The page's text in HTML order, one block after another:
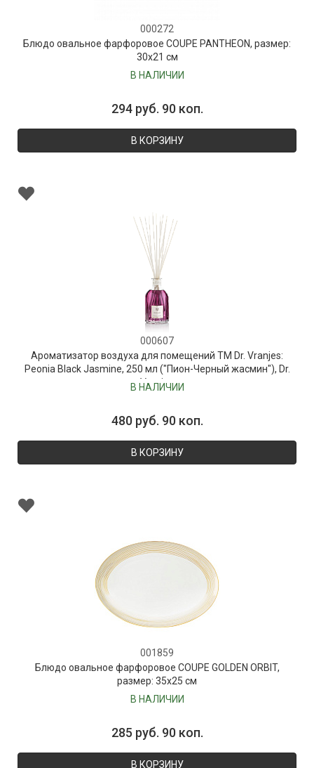
000272
Блюдо овальное фарфоровое COUPE PANTHEON, размер:
30х21 см
В НАЛИЧИИ
294 руб. 90 коп.
В КОРЗИНУ
000607
Ароматизатор воздуха для помещений ТМ Dr. Vranjes:
Peonia Black Jasmine, 250 мл ("Пион-Черный жасмин"), Dr.
Vranjes
В НАЛИЧИИ
480 руб. 90 коп.
В КОРЗИНУ
001859
Блюдо овальное фарфоровое COUPE GOLDEN ORBIT,
размер: 35х25 см
В НАЛИЧИИ
285 руб. 90 коп.
В КОРЗИНУ